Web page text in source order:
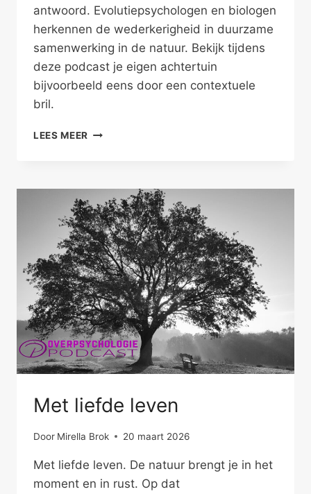
antwoord. Evolutiepsychologen en biologen
herkennen de wederkerigheid in duurzame
samenwerking in de natuur. Bekijk tijdens
deze podcast je eigen achtertuin
bijvoorbeeld eens door een contextuele
bril.
LEES MEER DUURZAAM
NATUUR
Met liefde leven
Door Mirella Brok 20 maart 2026
Met liefde leven. De natuur brengt je in het
moment en in rust. Op dat